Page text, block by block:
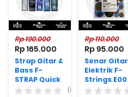
Rp 190.000
Rp 165.000
Strap Gitar &
Bass F-
STRAP Quick
Clip System
(0)
Rp 110.000
Rp 95.000
Senar Gitar
Elektrik F-
Strings E00
Nickel Alloy